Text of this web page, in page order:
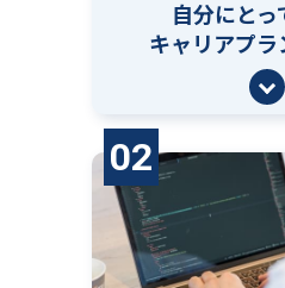
自分にとっ
キャリアプラ
02